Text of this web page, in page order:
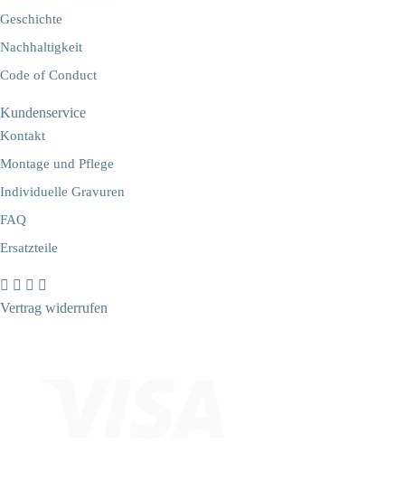
Geschichte
Nachhaltigkeit
Code of Conduct
Kundenservice
Kontakt
Montage und Pflege
Individuelle Gravuren
FAQ
Ersatzteile
Vertrag widerrufen